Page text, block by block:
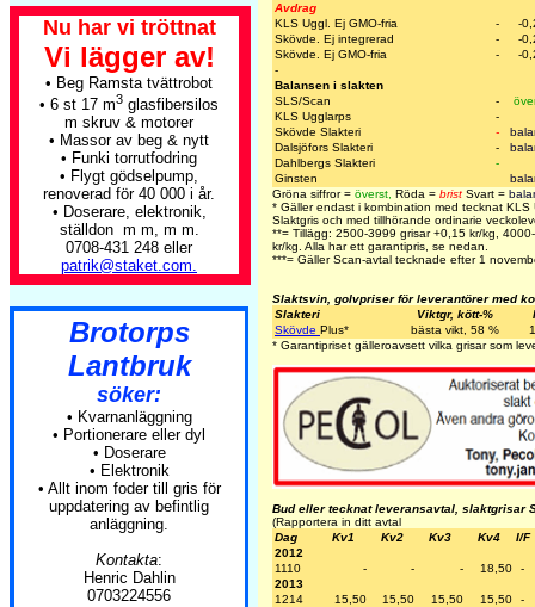
Nu har vi tröttnat
Vi lägger av!
• Beg Ramsta tvättrobot
• 6 st 17 m3 glasfibersilos
m skruv & motorer
• Massor av beg & nytt
• Funki torrutfodring
• Flygt gödselpump,
renoverad för 40 000 i år.
• Doserare, elektronik,
ställdon m m, m m.
0708-431 248 eller
patrik@staket.com.
Brotorps
Lantbruk
söker:
• Kvarnanläggning
• Portionerare eller dyl
• Doserare
• Elektronik
• Allt inom foder till gris för
uppdatering av befintlig
anläggning.
Kontakta:
Henric Dahlin
0703224556
Avdrag
KLS Uggl. Ej GMO-fria
-
-
Skövde. Ej integrerad
-
-
Skövde. Ej GMO-fria
-
-
-
Balansen i slakten
SLS/Scan
-
KLS Ugglarps
-
Skövde Slakteri
-
Dalsjöfors Slakteri
-
Dahlbergs Slakteri
-
Ginsten
Gröna siffror = överst Röda = brist Svart =
* Gäller endast i kombination med tecknat KLS
Slaktgris och med tillhörande ordinarie
**= Tillägg: 2500-3999 grisar +0,15 kr/kg,
kr/kg. Alla har ett garantipris, se nedan.
***= Gäller Scan-avtal tecknade efter 1
Slaktsvin, golvpriser för leverantörer med
Slakteri
Viktgr, kött-%
Skövde Plus* bästa vikt, 58 %
* Garantipriset gälleroavsett vilka grisar som
Bud eller tecknat leveransavtal, slaktgrisar
(Rapportera in ditt avtal
Dag
Kv1 Kv2 Kv3 Kv4
I/F
2012
1110
- - - 18,50
-
2013
1214
15,50 15,50 15,50 15,50
-